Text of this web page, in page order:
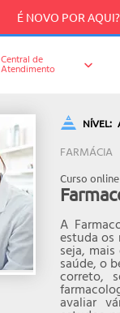
É NOVO POR
Central de
Atendimento
NÍVEL:
FARMÁCIA
Curso
A
estuda os
seja,
saúde, o
correto,
avaliar